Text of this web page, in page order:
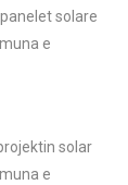
solare
e
solar
e